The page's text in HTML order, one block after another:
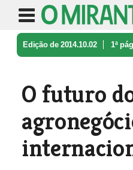
Edição de 2014.10.02 1ª
O futuro